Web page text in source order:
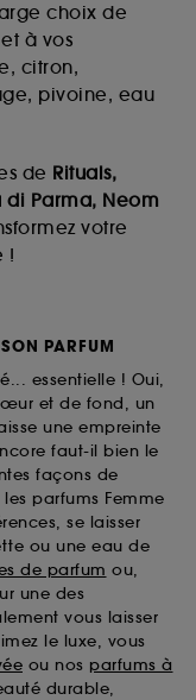
choix de
à vos
citron,
pivoine, eau
de Rituals,
di Parma, Neom
votre
!
PARFUM
essentielle ! Oui,
et de fond, un
une empreinte
faut-il bien le
façons de
parfums Femme
se laisser
ou une eau de
de parfum ou,
une des
vous laisser
le luxe, vous
ou nos parfums à
durable,